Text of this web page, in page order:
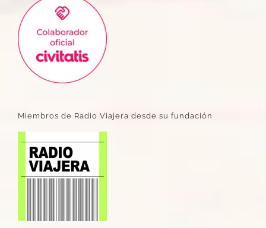
Miembros de Radio Viajera desde su fundación